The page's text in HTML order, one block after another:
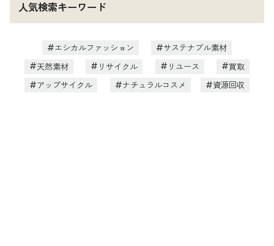
人気検索キーワード
エシカルファッション
サステナブル素材
天然素材
リサイクル リユース
買取
アップサイクル
ナチュラルコスメ 資源回収